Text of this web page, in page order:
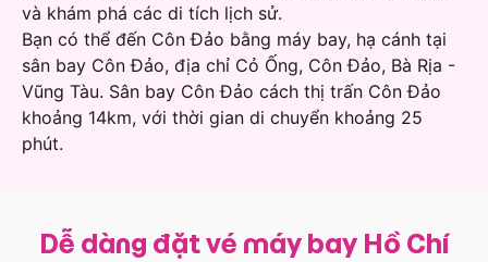
và khám phá các di tích lịch sử.
Bạn có thể đến Côn Đảo bằng máy bay, hạ cánh tại
sân bay Côn Đảo, địa chỉ Cỏ Ống, Côn Đảo, Bà Rịa -
Vũng Tàu. Sân bay Côn Đảo cách thị trấn Côn Đảo
khoảng 14km, với thời gian di chuyển khoảng 25
phút.
Dễ dàng đặt vé máy bay Hồ Chí